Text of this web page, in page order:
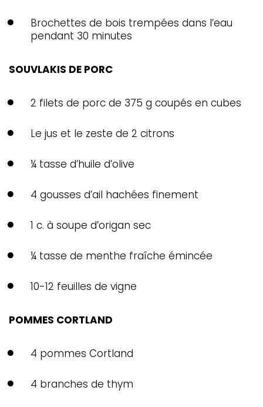
Brochettes de bois trempées dans l’eau
pendant 30 minutes
SOUVLAKIS DE PORC
2 filets de porc de 375 g coupés en cubes
Le jus et le zeste de 2 citrons
¼ tasse d’huile d’olive
4 gousses d’ail hachées finement
1 c. à soupe d’origan sec
¼ tasse de menthe fraîche émincée
10-12 feuilles de vigne
POMMES CORTLAND
4 pommes Cortland
4 branches de thym